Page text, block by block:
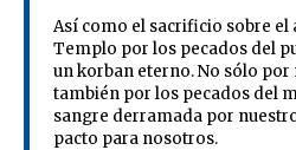
Así como el sacrificio sobre
Templo por los pecados del
un korban eterno. No sólo por
también por los pecados del
sangre derramada por
pacto para nosotros.